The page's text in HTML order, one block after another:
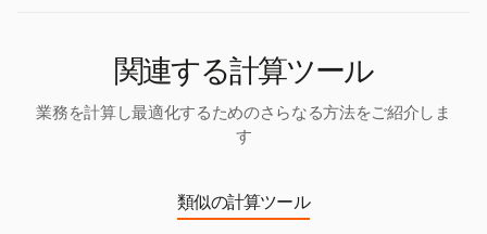
関連する計算ツール
業務を計算し最適化するためのさらなる方法をご紹介しま
す
類似の計算ツール